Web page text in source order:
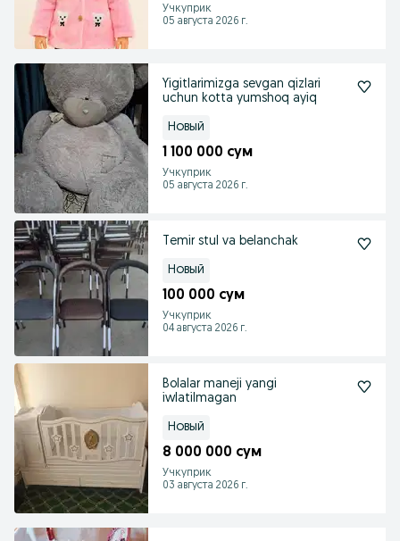
Учкуприк
05 августа 2026 г.
Yigitlarimizga sevgan qizlari
uchun kotta yumshoq ayiq
Новый
1 100 000 сум
Учкуприк
05 августа 2026 г.
Temir stul va belanchak
Новый
100 000 сум
Учкуприк
04 августа 2026 г.
Bolalar maneji yangi
iwlatilmagan
Новый
8 000 000 сум
Учкуприк
03 августа 2026 г.